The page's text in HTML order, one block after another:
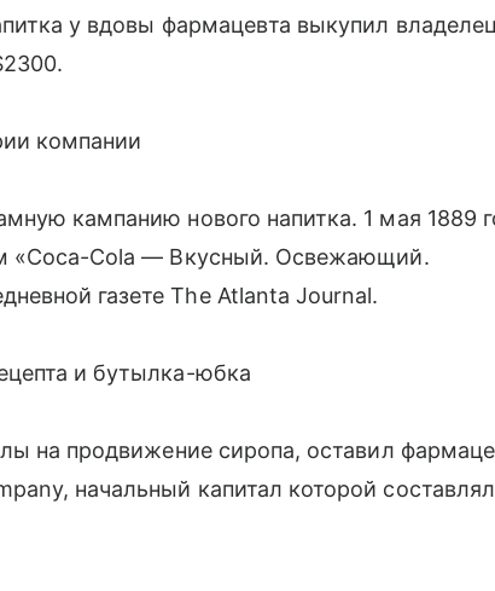
у вдовы фармацевта выкупил
компании
кампанию нового напитка. 1 мая 1889
«Coca-Cola — Вкусный. Освежающий.
газете The Atlanta Journal.
и бутылка-юбка
на продвижение сиропа, оставил
начальный капитал которой